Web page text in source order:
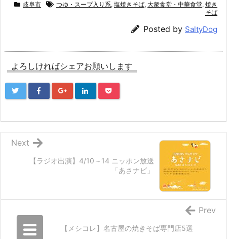
岐阜市 つゆ・スープ入り系, 塩焼きそば, 大衆食堂・中華食堂, 焼き
そば
Posted by SaltyDog
よろしければシェアお願いします
【ラジオ出演】4/10～14 ニッポン放送
「あさナビ」
Next
【メシコレ】名古屋の焼きそば専門店5選
Prev